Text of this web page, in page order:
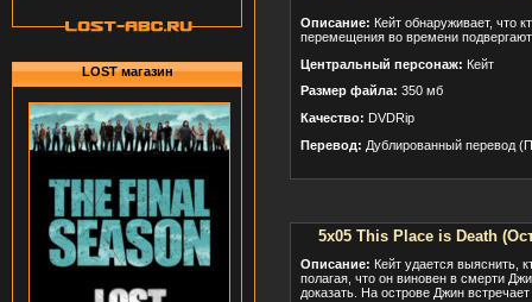
LOST магазин
Описание: Кейт обнаруживает, что
перемещения во времени
Центральный персонаж: Кейт
Размер файла: 350 мб
Качество: DVDRip
Перевод: Дублированный перевод
5x05 This Place is Death
Описание: Кейт удается выяснить,
полагая, что он виновен в смерти
доказать. На острове Джин